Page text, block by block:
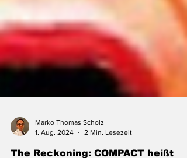
1. Aug. 2024
2 Min. Lesezeit